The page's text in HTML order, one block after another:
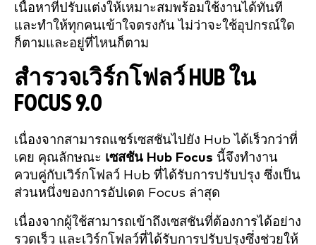
เนื้อหาที่ปรับแต่งให้เหมาะสมพร้อมใช้งานได้ทันที
และทำให้ทุกคนเข้าใจตรงกัน ไม่ว่าจะใช้อุปกรณ์ใด
ก็ตามและอยู่ที่ไหนก็ตาม
สำรวจเวิร์กโฟลว์ HUB ใน
FOCUS 9.0
เนื่องจากสามารถแชร์เซสชันไปยัง Hub ได้เร็วกว่าที่
เคย คุณลักษณะ เซสชัน Hub Focus นี้จึงทำงาน
ควบคู่กับเวิร์กโฟลว์ Hub ที่ได้รับการปรับปรุง ซึ่งเป็น
ส่วนหนึ่งของการอัปเดต Focus ล่าสุด
เนื่องจากผู้ใช้สามารถเข้าถึงเซสชันที่ต้องการได้อย่าง
รวดเร็ว และเวิร์กโฟลว์ที่ได้รับการปรับปรุงซึ่งช่วยให้